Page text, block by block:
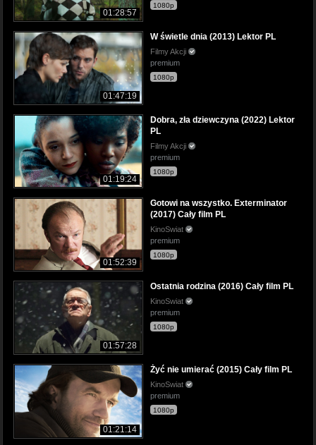
01:28:57
1080p
01:47:19
W świetle dnia (2013) Lektor PL
Filmy Akcji
premium
1080p
01:19:24
Dobra, zła dziewczyna (2022) Lektor
PL
Filmy Akcji
premium
1080p
01:52:39
Gotowi na wszystko. Exterminator
(2017) Cały film PL
KinoSwiat
premium
1080p
01:57:28
Ostatnia rodzina (2016) Cały film PL
KinoSwiat
premium
1080p
01:21:14
Żyć nie umierać (2015) Cały film PL
KinoSwiat
premium
1080p